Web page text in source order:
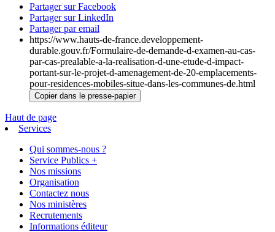
Partager sur Facebook
Partager sur LinkedIn
Partager par email
https://www.hauts-de-france.developpement-
durable.gouv.fr/Formulaire-de-demande-d-examen-au-cas-
par-cas-prealable-a-la-realisation-d-une-etude-d-impact-
portant-sur-le-projet-d-amenagement-de-20-emplacements-
pour-residences-mobiles-situe-dans-les-communes-de.html
Copier dans le presse-papier
Haut de page
Services
Qui sommes-nous ?
Service Publics +
Nos missions
Organisation
Contactez nous
Nos ministères
Recrutements
Informations éditeur